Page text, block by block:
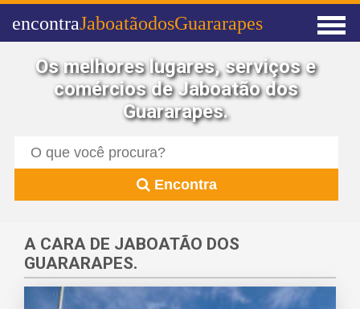
encontraJaboatãodosGuararapes
Os melhores lugares, serviços e
comércios de Jaboatão dos
Guararapes.
Encontra
A CARA DE JABOATÃO DOS
GUARARAPES.